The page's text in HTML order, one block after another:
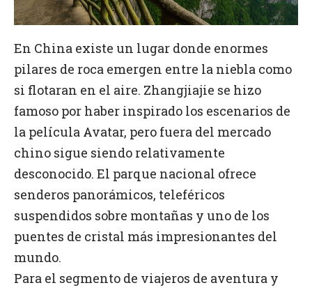
En China existe un lugar donde enormes
pilares de roca emergen entre la niebla como
si flotaran en el aire. Zhangjiajie se hizo
famoso por haber inspirado los escenarios de
la película Avatar, pero fuera del mercado
chino sigue siendo relativamente
desconocido. El parque nacional ofrece
senderos panorámicos, teleféricos
suspendidos sobre montañas y uno de los
puentes de cristal más impresionantes del
mundo.
Para el segmento de viajeros de aventura y